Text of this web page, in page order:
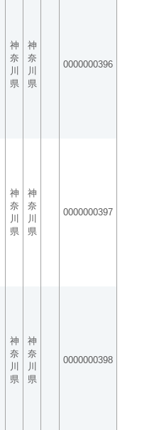
神
奈
川
県
神
奈
川
県
0000000396
神
奈
川
県
神
奈
川
県
0000000397
神
奈
川
県
神
奈
川
県
0000000398